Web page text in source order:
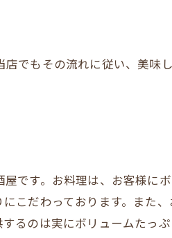
でもその流れに従い、美味
です。お料理は、お客様に
こだわっております。また
るのは実にボリュームたっ